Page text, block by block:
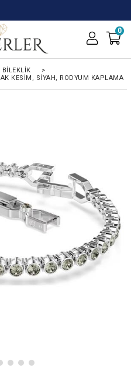
0
BILEKLIK
>
KESIM, SIYAH, RODYUM KAPLAMA